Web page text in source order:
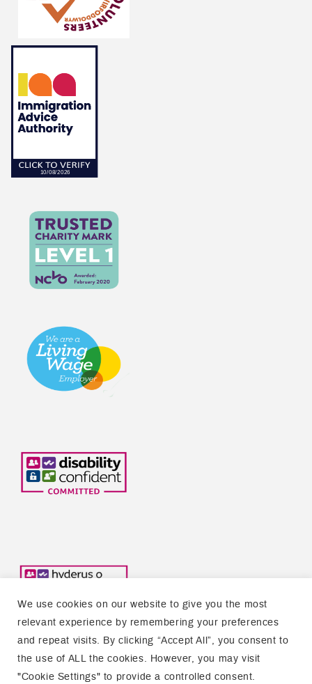
Copyright © 2026 Welsh Refugee Council
We use cookies on our website to give you the most
relevant experience by remembering your preferences
and repeat visits. By clicking “Accept All”, you consent to
the use of ALL the cookies. However, you may visit
"Cookie Settings" to provide a controlled consent.